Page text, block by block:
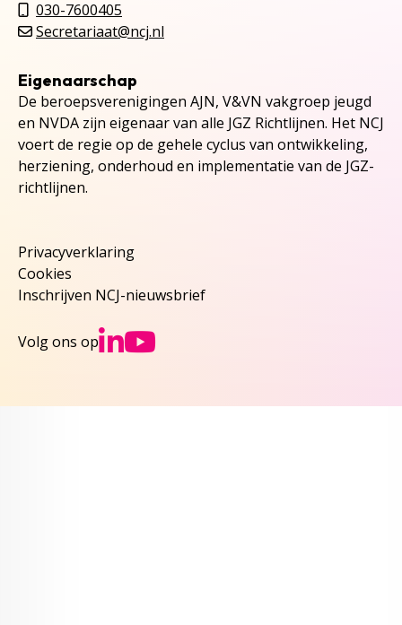
030-7600405
Secretariaat@ncj.nl
Eigenaarschap
De beroepsverenigingen AJN, V&VN vakgroep jeugd
en NVDA zijn eigenaar van alle JGZ Richtlijnen. Het NCJ
voert de regie op de gehele cyclus van ontwikkeling,
herziening, onderhoud en implementatie van de JGZ-
richtlijnen.
Privacyverklaring
Cookies
Inschrijven NCJ-nieuwsbrief
Volg ons op Ga naar NCJs